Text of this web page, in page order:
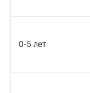
0-5 лет